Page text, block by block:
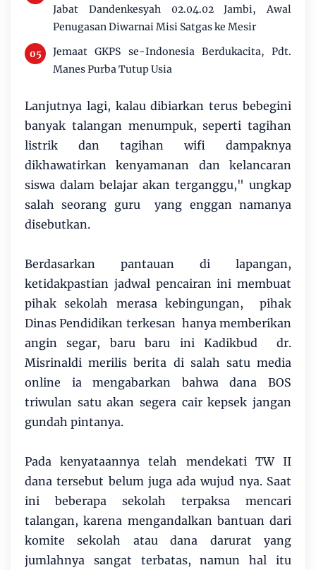
Jabat Dandenkesyah 02.04.02 Jambi, Awal
Penugasan Diwarnai Misi Satgas ke Mesir
Jemaat GKPS se-Indonesia Berdukacita, Pdt.
Manes Purba Tutup Usia
Lanjutnya lagi, kalau dibiarkan terus bebegini
banyak talangan menumpuk, seperti tagihan
listrik dan tagihan wifi dampaknya
dikhawatirkan kenyamanan dan kelancaran
siswa dalam belajar akan terganggu," ungkap
salah seorang guru yang enggan namanya
disebutkan.
Berdasarkan pantauan di lapangan,
ketidakpastian jadwal pencairan ini membuat
pihak sekolah merasa kebingungan, pihak
Dinas Pendidikan terkesan hanya memberikan
angin segar, baru baru ini Kadikbud dr.
Misrinaldi merilis berita di salah satu media
online ia mengabarkan bahwa dana BOS
triwulan satu akan segera cair kepsek jangan
gundah pintanya.
Pada kenyataannya telah mendekati TW II
dana tersebut belum juga ada wujud nya. Saat
ini beberapa sekolah terpaksa mencari
talangan, karena mengandalkan bantuan dari
komite sekolah atau dana darurat yang
jumlahnya sangat terbatas, namun hal itu